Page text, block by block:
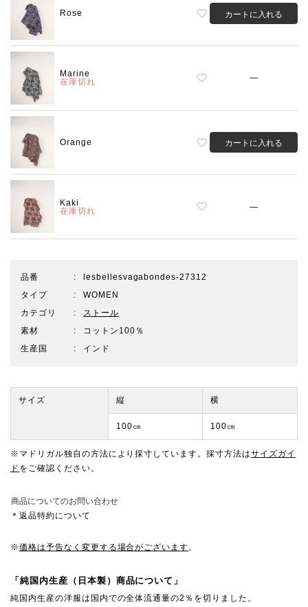
Rose カートに入れる
Marine
在庫切れ
—
Orange カートに入れる
Kaki
在庫切れ
—
品番
lesbellesvagabondes-27312
タイプ
WOMEN
カテゴリ
ストール
素材
コットン100％
生産国
インド
サイズ 縦 横
100㎝ 100㎝
※マドリガル独自の方法により採寸しています。採寸方法はサイズガイ
ド をご確認ください。
商品についてのお問い合わせ
＊返品特約について
※価格は予告なく変更する場合がございます。
「純国内生産（日本製）商品について」
純国内生産の洋服は国内での全体流通量の2％を切りました。